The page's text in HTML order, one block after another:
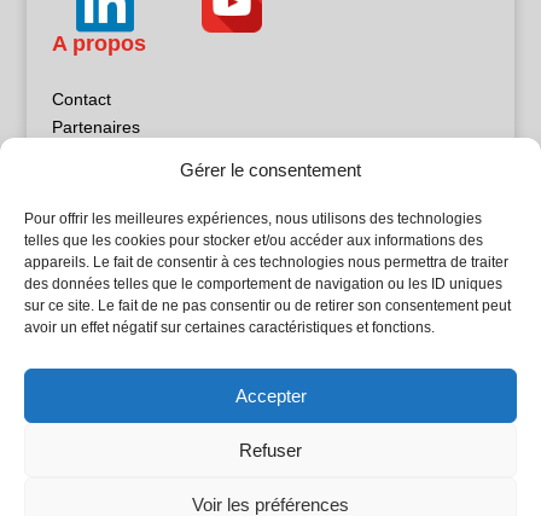
Gérer le consentement
Pour offrir les meilleures expériences, nous utilisons des technologies
telles que les cookies pour stocker et/ou accéder aux informations des
appareils. Le fait de consentir à ces technologies nous permettra de traiter
des données telles que le comportement de navigation ou les ID uniques
sur ce site. Le fait de ne pas consentir ou de retirer son consentement peut
avoir un effet négatif sur certaines caractéristiques et fonctions.
Accepter
Refuser
Voir les préférences
A propos
Contact
Partenaires
Politique de confidentialité
Sites partenaires
5Façades
Atrium Patrimoine
L'Atelier Bois